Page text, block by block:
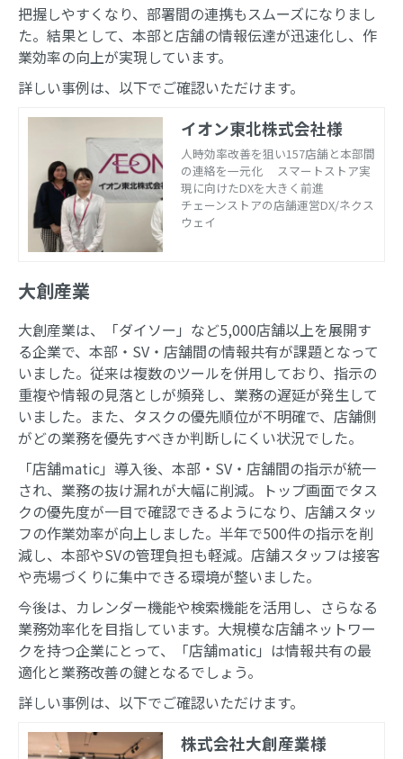
把握しやすくなり、部署間の連携もスムーズになりまし
た。結果として、本部と店舗の情報伝達が迅速化し、作
業効率の向上が実現しています。
詳しい事例は、以下でご確認いただけます。
イオン東北株式会社様
人時効率改善を狙い157店舗と本部間
の連絡を一元化 スマートストア実
現に向けたDXを大きく前進
チェーンストアの店舗運営DX/ネクス
ウェイ
大創産業
大創産業は、「ダイソー」など5,000店舗以上を展開す
る企業で、本部・SV・店舗間の情報共有が課題となって
いました。従来は複数のツールを併用しており、指示の
重複や情報の見落としが頻発し、業務の遅延が発生して
いました。また、タスクの優先順位が不明確で、店舗側
がどの業務を優先すべきか判断しにくい状況でした。
「店舗matic」導入後、本部・SV・店舗間の指示が統一
され、業務の抜け漏れが大幅に削減。トップ画面でタス
クの優先度が一目で確認できるようになり、店舗スタッ
フの作業効率が向上しました。半年で500件の指示を削
減し、本部やSVの管理負担も軽減。店舗スタッフは接客
や売場づくりに集中できる環境が整いました。
今後は、カレンダー機能や検索機能を活用し、さらなる
業務効率化を目指しています。大規模な店舗ネットワー
クを持つ企業にとって、「店舗matic」は情報共有の最
適化と業務改善の鍵となるでしょう。
詳しい事例は、以下でご確認いただけます。
株式会社大創産業様